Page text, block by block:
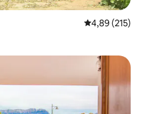
Prosječna
4,89 (215)